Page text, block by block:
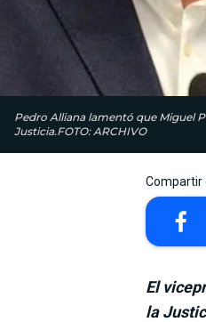
Pedro Alliana lamentó que Miguel
Justicia.FOTO: ARCHIVO
Compartir
El
la